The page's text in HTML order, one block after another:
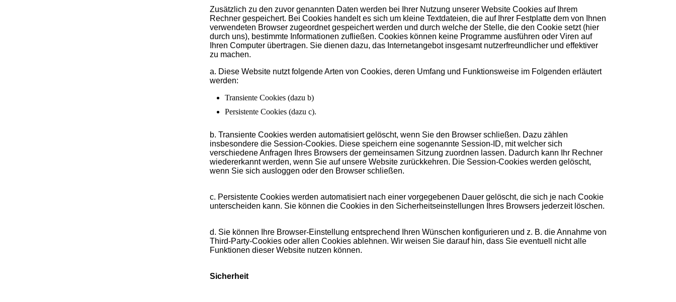
Zusätzlich zu den zuvor genannten Daten werden bei Ihrer Nutzung unserer Website Cookies auf Ihrem
Rechner gespeichert. Bei Cookies handelt es sich um kleine Textdateien, die auf Ihrer Festplatte dem von Ihnen
verwendeten Browser zugeordnet gespeichert werden und durch welche der Stelle, die den Cookie setzt (hier
durch uns), bestimmte Informationen zufließen. Cookies können keine Programme ausführen oder Viren auf
Ihren Computer übertragen. Sie dienen dazu, das Internetangebot insgesamt nutzerfreundlicher und effektiver
zu machen.
a. Diese Website nutzt folgende Arten von Cookies, deren Umfang und Funktionsweise im Folgenden erläutert
werden:
Transiente Cookies (dazu b)
Persistente Cookies (dazu c).
b. Transiente Cookies werden automatisiert gelöscht, wenn Sie den Browser schließen. Dazu zählen
insbesondere die Session-Cookies. Diese speichern eine sogenannte Session-ID, mit welcher sich
verschiedene Anfragen Ihres Browsers der gemeinsamen Sitzung zuordnen lassen. Dadurch kann Ihr Rechner
wiedererkannt werden, wenn Sie auf unsere Website zurückkehren. Die Session-Cookies werden gelöscht,
wenn Sie sich ausloggen oder den Browser schließen.
c. Persistente Cookies werden automatisiert nach einer vorgegebenen Dauer gelöscht, die sich je nach Cookie
unterscheiden kann. Sie können die Cookies in den Sicherheitseinstellungen Ihres Browsers jederzeit löschen.
d. Sie können Ihre Browser-Einstellung entsprechend Ihren Wünschen konfigurieren und z. B. die Annahme von
Third-Party-Cookies oder allen Cookies ablehnen. Wir weisen Sie darauf hin, dass Sie eventuell nicht alle
Funktionen dieser Website nutzen können.
Sicherheit